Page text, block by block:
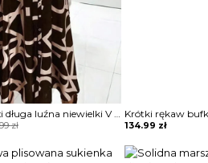
Sukienka maxi długa luźna niewielki V dekolt kołnierz długi prosty rękaw dopasowana wiązana w talii Adolfa
zł 134.99 zł